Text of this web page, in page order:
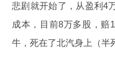
悲剧就开始了，从盈利4
成本，目前8万多股，赔
牛，死在了北汽身上（半